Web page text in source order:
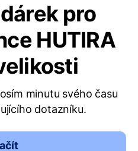
pro
HUTIRA
minutu svého času
dotazníku.